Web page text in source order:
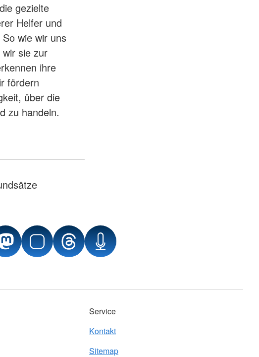
gezielte
Helfer und
wie wir uns
sie zur
ihre
fördern
über die
zu handeln.
Service
Kontakt
Sitemap